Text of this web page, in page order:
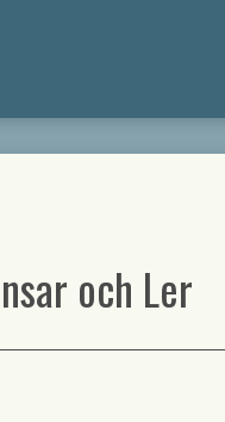
och Ler